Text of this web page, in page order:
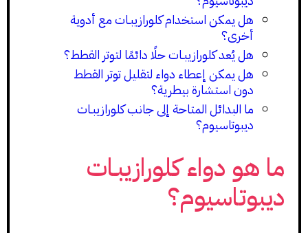
هل يمكن استخدام كلورازيبـات مع أدوية
أخرى؟
هل يُعد كلورازيبـات حلًا دائمًا لتوتر القطط؟
هل يمكن إعطاء دواء لتقليل توتر القطط
دون استشارة بيطرية؟
ما البدائل المتاحة إلى جانب كلورازيبـات
ديبوتاسيوم؟
ما هو دواء كلورازيبـات
ديبوتاسيوم؟